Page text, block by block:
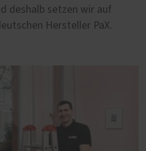
deshalb setzen wir auf
Hersteller PaX.